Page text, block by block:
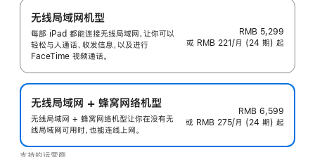
无线局域网机型
每部 iPad 都能连接无线局域网，让你可以
轻松与人通话、收发信息，以及进行
FaceTime 视频通话。
RMB 5,299
或 RMB 221/月 (24 期) 起
无线局域网 + 蜂窝网络机型
无线局域网 + 蜂窝网络机型让你在没有无
线局域网可用时，也能连线上网。
RMB 6,599
或 RMB 275/月 (24 期) 起